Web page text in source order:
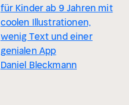
für Kinder ab 9 Jahren mit
coolen Illustrationen,
wenig Text und einer
genialen App
Daniel Bleckmann